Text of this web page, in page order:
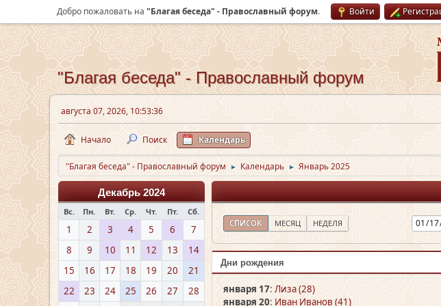
Добро пожаловать на "Благая беседа" - Православный форум. Войти
"Благая беседа" - Православный форум
августа 07, 2026, 10:53:36
Начало Поиск Календарь
"Благая беседа" - Православный форум ► Календарь ► Январь 2025
Декабрь 2024
Вс. Пн. Вт. Ср. Чт. Пт. Сб.
1 2 3 4 5 6
7
8
9 10 11 12 13
14
15
16 17 18 19 20
21
22
23 24 25 26 27
28
СПИСОК МЕСЯЦ НЕДЕЛЯ
Дни рождения
января 17: Лиза (28)
января 20: Иван Иванов (41)